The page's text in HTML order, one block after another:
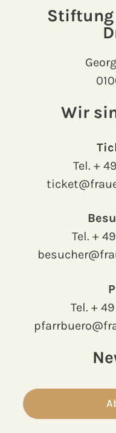
Stiftung
Wir
Tel. +
Tel. +
Tel. +